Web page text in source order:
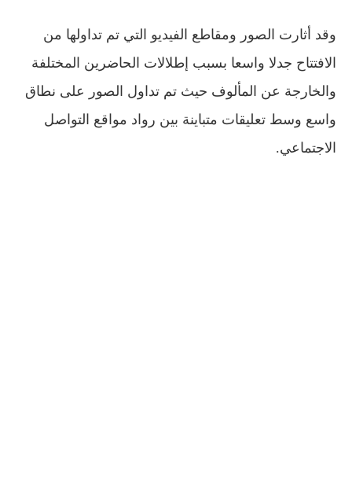
وقد أثارت الصور ومقاطع الفيديو التي تم تداولها من
الافتتاح جدلا واسعا بسبب إطلالات الحاضرين المختلفة
والخارجة عن المألوف حيث تم تداول الصور على نطاق
واسع وسط تعليقات متباينة بين رواد مواقع التواصل
الاجتماعي.